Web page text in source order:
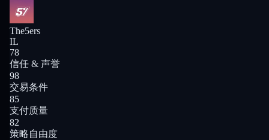
The5ers
IL
78
信任 & 声誉
98
交易条件
85
支付质量
82
策略自由度